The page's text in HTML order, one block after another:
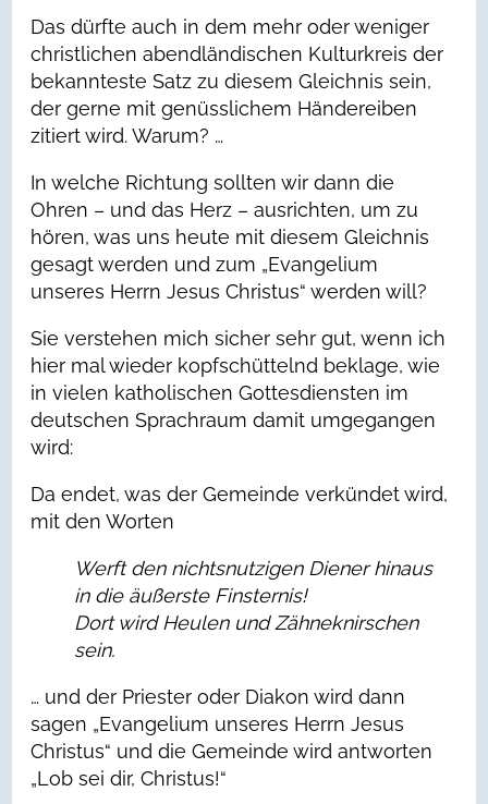
Das dürfte auch in dem mehr oder weniger
christlichen abendländischen Kulturkreis der
bekannteste Satz zu diesem Gleichnis sein,
der gerne mit genüsslichem Händereiben
zitiert wird. Warum? …
In welche Richtung sollten wir dann die
Ohren – und das Herz – ausrichten, um zu
hören, was uns heute mit diesem Gleichnis
gesagt werden und zum „Evangelium
unseres Herrn Jesus Christus“ werden will?
Sie verstehen mich sicher sehr gut, wenn ich
hier mal wieder kopfschüttelnd beklage, wie
in vielen katholischen Gottesdiensten im
deutschen Sprachraum damit umgegangen
wird:
Da endet, was der Gemeinde verkündet wird,
mit den Worten
Werft den nichtsnutzigen Diener hinaus
in die äußerste Finsternis!
Dort wird Heulen und Zähneknirschen
sein.
… und der Priester oder Diakon wird dann
sagen „Evangelium unseres Herrn Jesus
Christus“ und die Gemeinde wird antworten
„Lob sei dir, Christus!“